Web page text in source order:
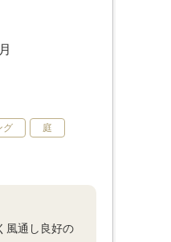
グ 庭
風通し良好の